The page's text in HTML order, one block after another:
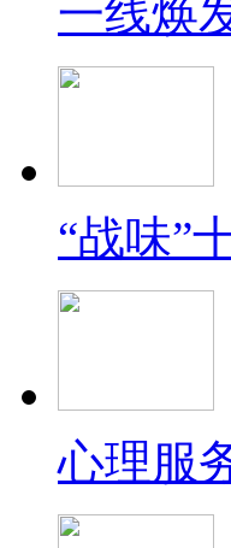
一线焕
“战味”
心理服